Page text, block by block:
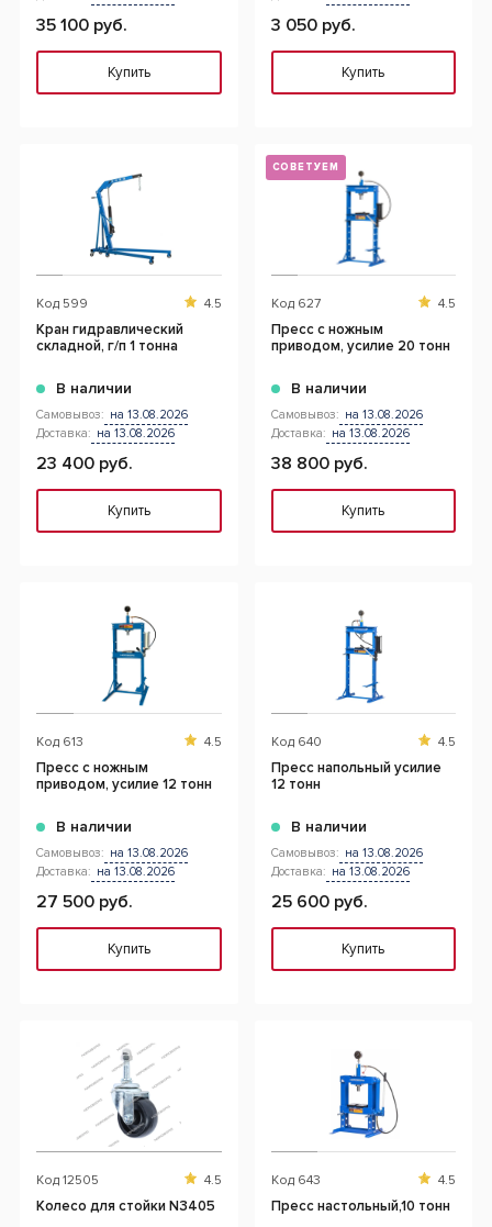
35 100 руб.
Купить
3 050 руб.
Купить
Код 599 4.5
Кран гидравлический
складной, г/п 1 тонна
В наличии
Самовывоз: на 13.08.2026
Доставка: на 13.08.2026
23 400 руб.
Купить
СОВЕТУЕМ
Код 627 4.5
Пресс с ножным
приводом, усилие 20 тонн
В наличии
Самовывоз: на 13.08.2026
Доставка: на 13.08.2026
38 800 руб.
Купить
Код 613 4.5
Пресс с ножным
приводом, усилие 12 тонн
В наличии
Самовывоз: на 13.08.2026
Доставка: на 13.08.2026
27 500 руб.
Купить
Код 640 4.5
Пресс напольный усилие
12 тонн
В наличии
Самовывоз: на 13.08.2026
Доставка: на 13.08.2026
25 600 руб.
Купить
Код 12505 4.5
Колесо для стойки N3405
Код 643 4.5
Пресс настольный,10 тонн